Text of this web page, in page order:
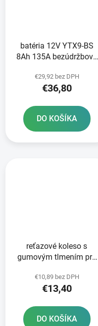
batéria 12V YTX9-BS
8Ah 135A bezúdržbová
FULBAT vrátane balenia
elektrolytu
€29,92 bez DPH
€36,80
DO KOŠÍKA
reťazové koleso s
gumovým tlmením pre
525 JT 15 zubov
€10,89 bez DPH
€13,40
DO KOŠÍKA